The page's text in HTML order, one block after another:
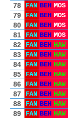
78
FAN BEH MOS
79
FAN BEH MOS
80
FAN BEH MOS
81
FAN BEH MOS
82
FAN BEH HAW
83
FAN BEH HAW
84
FAN BEH HAW
85
FAN BEH HAW
86
FAN BEH HAW
87
FAN BEH HAW
88
FAN BEH HAW
89
FAN BEH HAW